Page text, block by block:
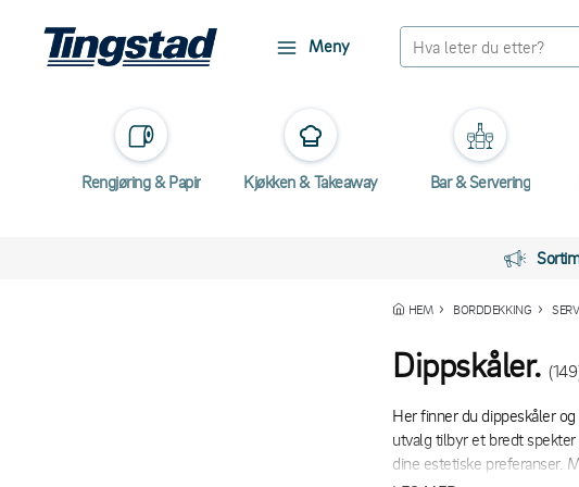
Meny
Rengjøring & Papir Kjøkken & Takeaway Bar & Servering
HEM BORDDEKKING
Dippskåler.
Her finner du dippeskåler
utvalg tilbyr et bredt
dine estetiske preferanser.